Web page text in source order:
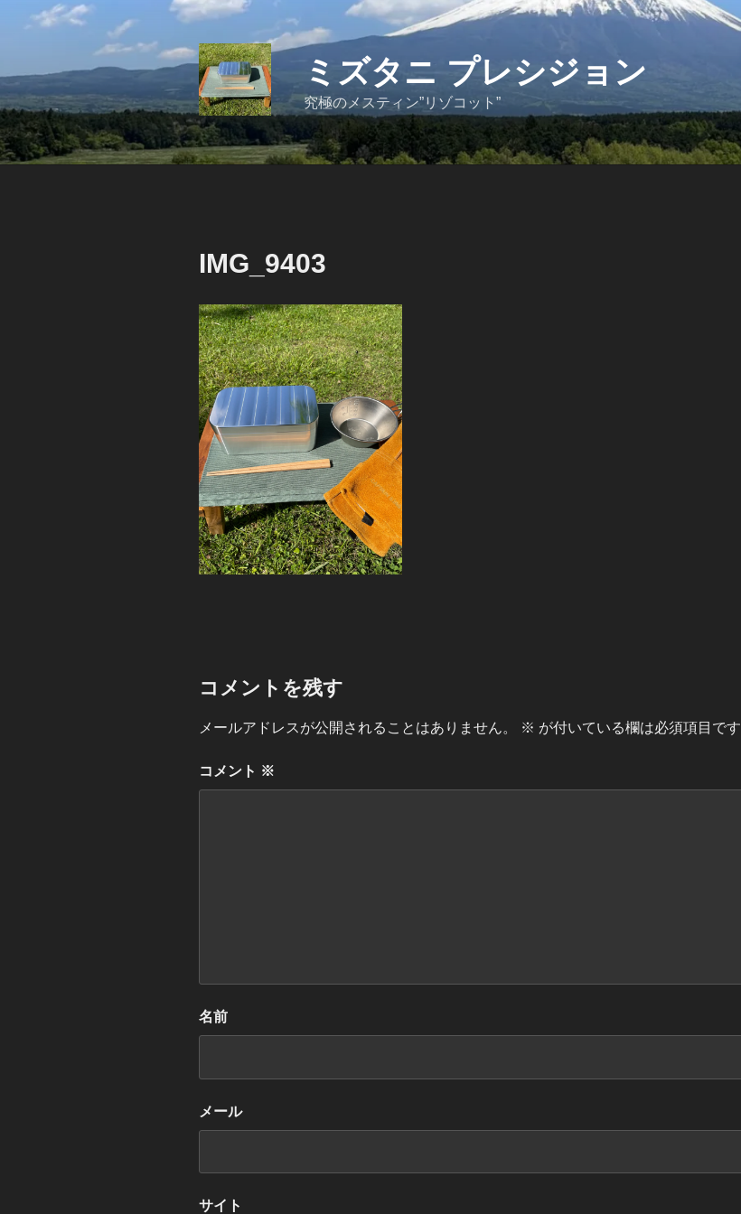
ン
ツ
へ
ス
キ
ミズタニ プレシジョン
究極のメスティン”リゾコット”
IMG_9403
コメントを残す
メールアドレスが公開されることはありません。 ※ が付いている欄は必須項目です
コメント ※
名前
メール
サイト